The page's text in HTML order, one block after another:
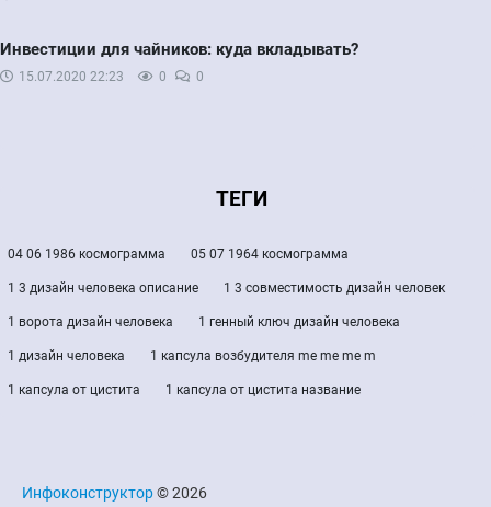
Инвестиции для чайников: куда вкладывать?
15.07.2020 22:23 0 0
ТЕГИ
04 06 1986 космограмма 05 07 1964 космограмма
1 3 дизайн человека описание 1 3 совместимость дизайн человек
1 ворота дизайн человека 1 генный ключ дизайн человека
1 дизайн человека 1 капсула возбудителя me me me m
1 капсула от цистита 1 капсула от цистита название
Инфоконструктор© 2026